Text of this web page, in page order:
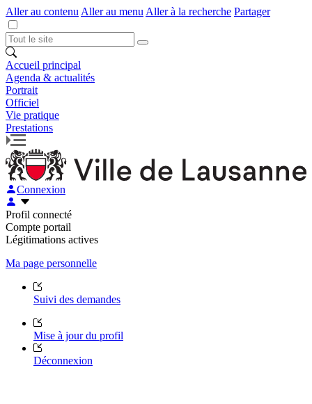
Aller au contenu Aller au menu Aller à la recherche Partager
Accueil principal
Agenda & actualités
Portrait
Officiel
Vie pratique
Prestations
Connexion
Profil connecté
Compte portail
Légitimations actives
Ma page personnelle
Suivi des demandes
Mise à jour du profil
Déconnexion